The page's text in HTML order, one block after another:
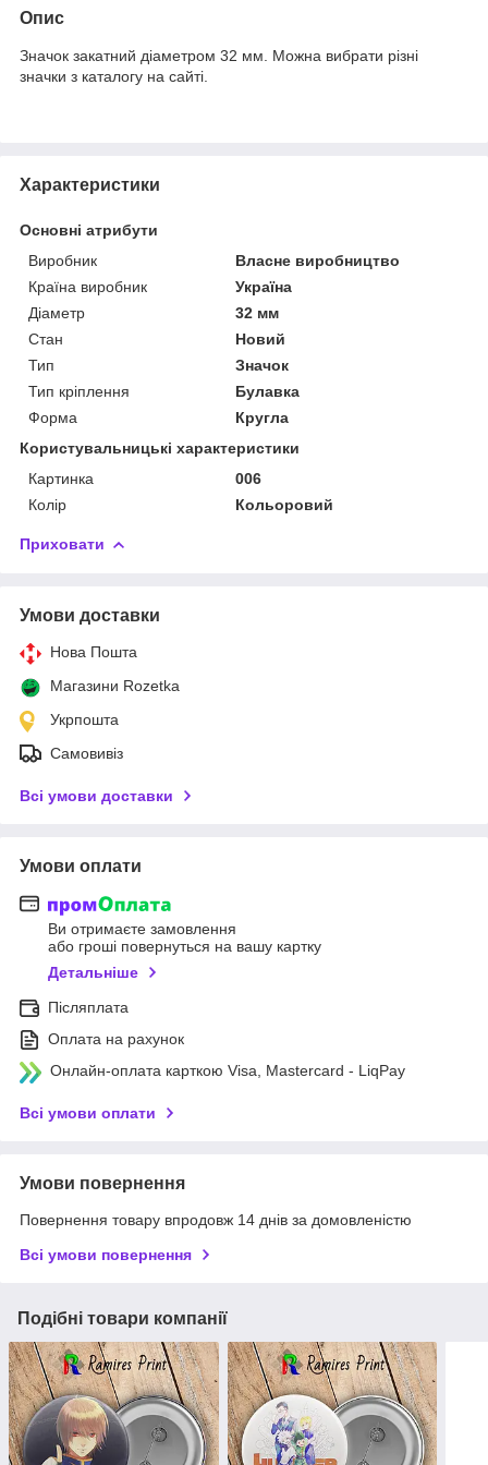
Опис
Значок закатний діаметром 32 мм. Можна вибрати різні
значки з каталогу на сайті.
Характеристики
Основні атрибути
Виробник
Власне виробництво
Країна виробник
Україна
Діаметр
32 мм
Стан
Новий
Тип
Значок
Тип кріплення
Булавка
Форма
Кругла
Користувальницькі характеристики
Картинка
006
Колір
Кольоровий
Приховати
Умови доставки
Нова Пошта
Магазини Rozetka
Укрпошта
Самовивіз
Всі умови доставки
Умови оплати
Ви отримаєте замовлення
або гроші повернуться на вашу картку
Детальніше
Післяплата
Оплата на рахунок
Онлайн-оплата карткою Visa, Mastercard - LiqPay
Всі умови оплати
Умови повернення
Повернення товару впродовж 14 днів за домовленістю
Всі умови повернення
Подібні товари компанії